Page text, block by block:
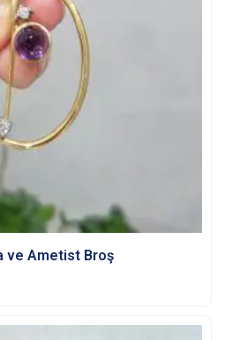
ve Ametist Broş